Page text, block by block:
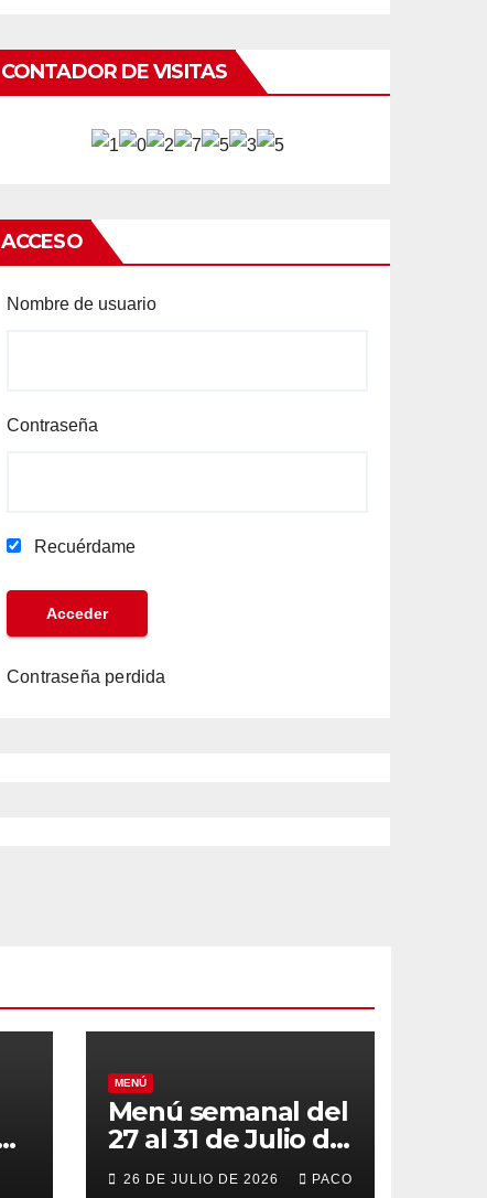
CONTADOR DE VISITAS
ACCESO
Nombre de usuario
Contraseña
Recuérdame
Contraseña perdida
MENÚ
Menú semanal del
27 al 31 de Julio de
2026
26 DE JULIO DE 2026 PACO